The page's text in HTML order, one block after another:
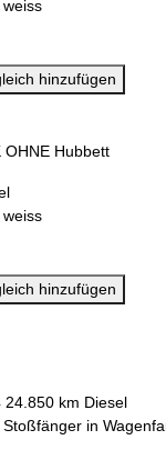
weiss
hinzufügen
OHNE Hubbett
weiss
hinzufügen
24.850 km Diesel
Stoßfänger in